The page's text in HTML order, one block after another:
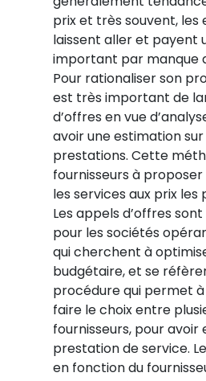
prix et très souvent, les
laissent aller et payent
important par manque
Pour rationaliser son
est très important de
d’offres en vue
avoir une estimation
prestations. Cette
fournisseurs à
les services aux prix
Les appels d’offres
pour les sociétés
qui cherchent à
budgétaire, et se
procédure qui permet
faire le choix entre
fournisseurs, pour avoir
prestation de service.
en fonction du